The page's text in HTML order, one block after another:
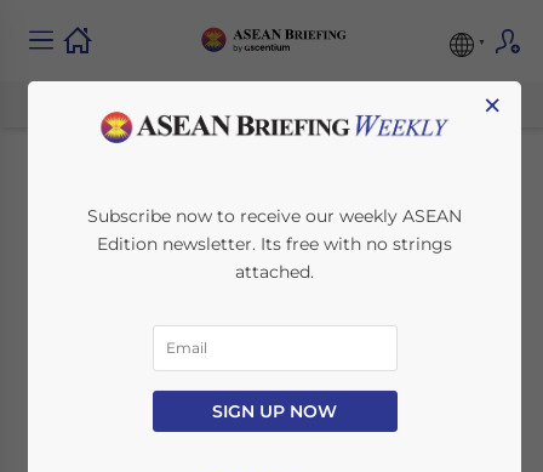
Frauen in der
Arbeitswelt der
ASEAN Region – Teil 2
February 15, 2016Posted byGerman Desk
minutes
×
Subscribe now to receive our weekly ASEAN
Edition newsletter. Its free with no strings
attached.
SIGN UP NOW